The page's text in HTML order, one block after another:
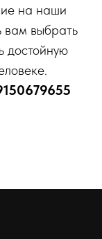
на наши
вам выбрать
достойную